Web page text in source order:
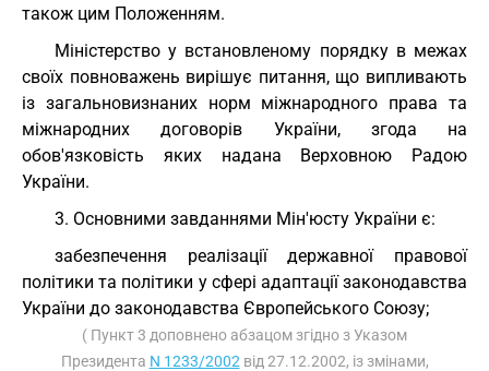
також цим Положенням.
Міністерство у встановленому порядку в межах
своїх повноважень вирішує питання, що випливають
із загальновизнаних норм міжнародного права та
міжнародних договорів України, згода на
обов'язковість яких надана Верховною Радою
України.
3. Основними завданнями Мін'юсту України є:
забезпечення реалізації державної правової
політики та політики у сфері адаптації законодавства
України до законодавства Європейського Союзу;
( Пункт 3 доповнено абзацом згідно з Указом
Президента N 1233/2002 від 27.12.2002, із змінами,